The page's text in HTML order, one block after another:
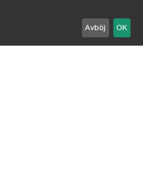
Avböj OK